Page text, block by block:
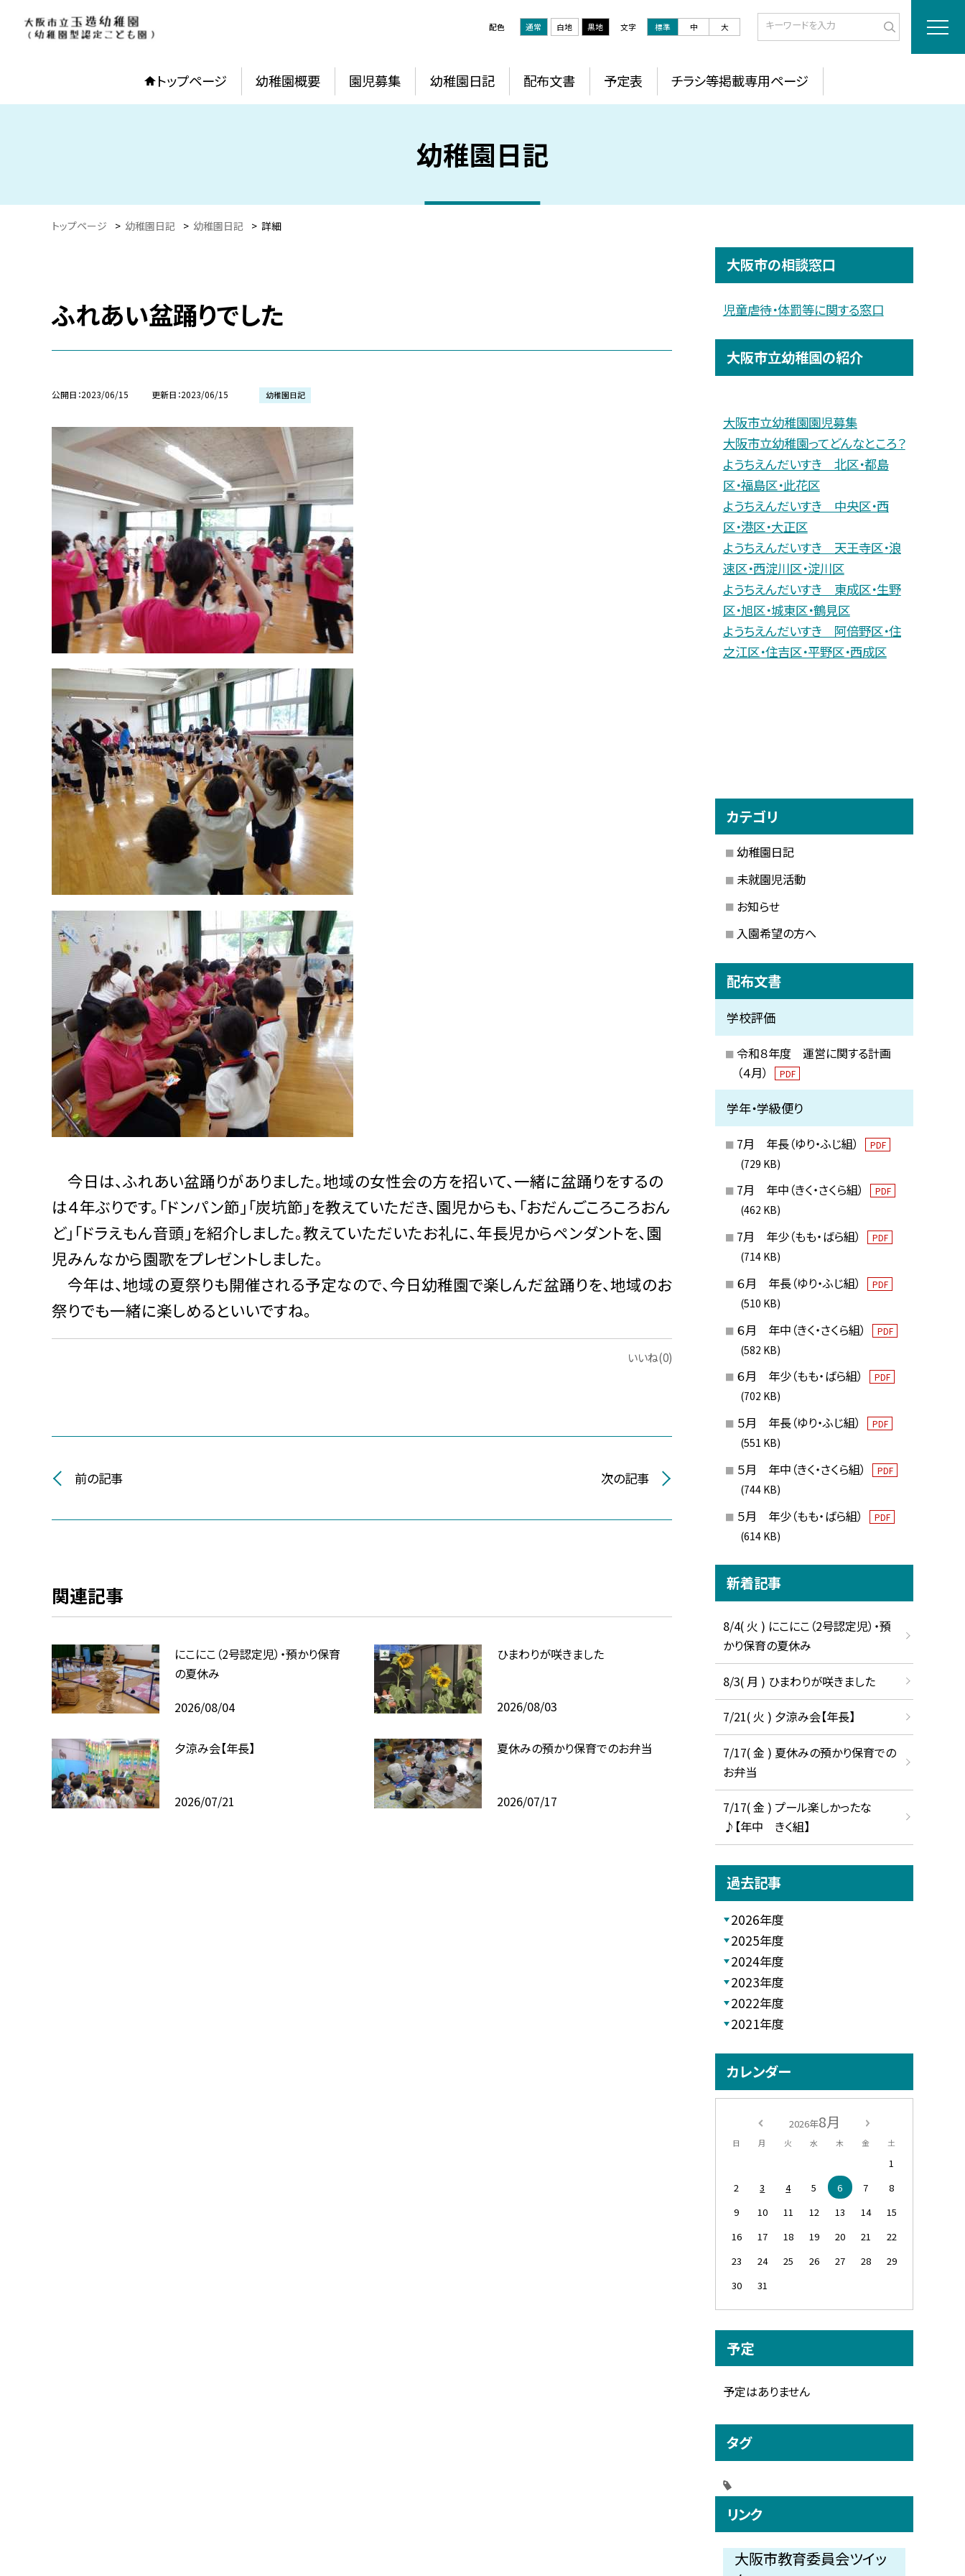
配色 通常 白地 黒地 文字 標準 中 大
トップページ 幼稚園概要 園児募集 幼稚園日記 配布文書 予定表 チラシ等掲載専用ページ
幼稚園日記
トップページ > 幼稚園日記 > 幼稚園日記 > 詳細
ふれあい盆踊りでした
公開日 2023/06/15 更新日 2023/06/15 幼稚園日記
今日は、ふれあい盆踊りがありました。地域の女性会の方を招いて、一緒に盆踊りをするの
は４年ぶりです。「ドンパン節」「炭坑節」を教えていただき、園児からも、「おだんごころころおん
ど」「ドラえもん音頭」を紹介しました。教えていただいたお礼に、年長児からペンダントを、園
児みんなから園歌をプレゼントしました。
今年は、地域の夏祭りも開催される予定なので、今日幼稚園で楽しんだ盆踊りを、地域のお
祭りでも一緒に楽しめるといいですね。
いいね(0)
前の記事 次の記事
関連記事
にこにこ（2号認定児）・預かり保育
の夏休み
2026/08/04
ひまわりが咲きました
2026/08/03
夕涼み会【年長】
2026/07/21
夏休みの預かり保育でのお弁当
2026/07/17
大阪市の相談窓口
児童虐待・体罰等に関する窓口
大阪市立幼稚園の紹介
大阪市立幼稚園園児募集
大阪市立幼稚園ってどんなところ？
ようちえんだいすき 北区・都島
区・福島区・此花区
ようちえんだいすき 中央区・西
区・港区・大正区
ようちえんだいすき 天王寺区・浪
速区・西淀川区・淀川区
ようちえんだいすき 東成区・生野
区・旭区・城東区・鶴見区
ようちえんだいすき 阿倍野区・住
之江区・住吉区・平野区・西成区
カテゴリ
幼稚園日記
未就園児活動
お知らせ
入園希望の方へ
配布文書
学校評価
令和８年度 運営に関する計画
（４月）
PDF
学年・学級便り
7月 年長（ゆり・ふじ組） PDF
(729 KB)
7月 年中（きく・さくら組） PDF
(462 KB)
7月 年少（もも・ばら組） PDF
(714 KB)
６月 年長（ゆり・ふじ組） PDF
(510 KB)
６月 年中（きく・さくら組） PDF
(582 KB)
６月 年少（もも・ばら組） PDF
(702 KB)
５月 年長（ゆり・ふじ組） PDF
(551 KB)
５月 年中（きく・さくら組） PDF
(744 KB)
５月 年少（もも・ばら組） PDF
(614 KB)
新着記事
8/4( 火 ) にこにこ（2号認定児）・預
かり保育の夏休み
8/3( 月 ) ひまわりが咲きました
7/21( 火 ) 夕涼み会【年長】
7/17( 金 ) 夏休みの預かり保育での
お弁当
7/17( 金 ) プール楽しかったな
♪【年中 きく組】
過去記事
2026年度
2025年度
2024年度
2023年度
2022年度
2021年度
カレンダー
2026年8月
日 月 火 水 木 金 土
1
2
3 4 5 6 7
8
9
10 11 12 13 14
15
16
17 18 19 20 21
22
23
24 25 26 27 28
29
30
31
予定
予定はありません
タグ
リンク
大阪市教育委員会ツイッ